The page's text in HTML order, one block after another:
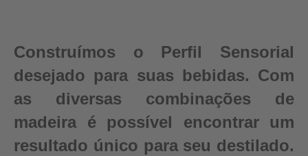
Construímos o Perfil Sensorial
desejado para suas bebidas. Com
as diversas combinações de
madeira é possível encontrar um
resultado único para seu destilado.